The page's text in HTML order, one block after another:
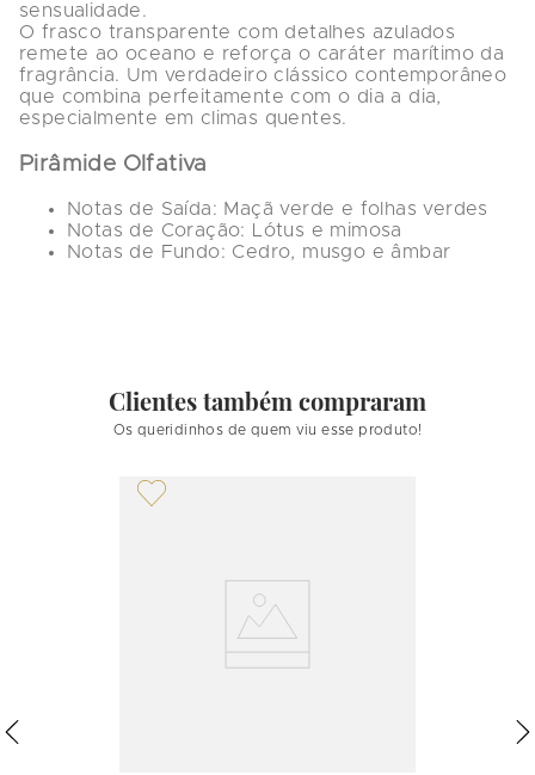
sensualidade.
O frasco transparente com detalhes azulados
remete ao oceano e reforça o caráter marítimo da
fragrância. Um verdadeiro clássico contemporâneo
que combina perfeitamente com o dia a dia,
especialmente em climas quentes.
Pirâmide Olfativa
Notas de Saída: Maçã verde e folhas verdes
Notas de Coração: Lótus e mimosa
Notas de Fundo: Cedro, musgo e âmbar
Clientes também compraram
Os queridinhos de quem viu esse produto!